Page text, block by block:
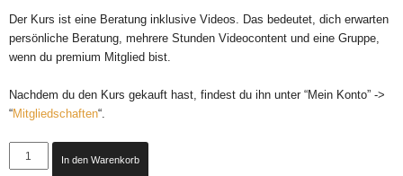
Der Kurs ist eine Beratung inklusive Videos. Das bedeutet, dich erwarten
persönliche Beratung, mehrere Stunden Videocontent und eine Gruppe,
wenn du premium Mitglied bist.
Nachdem du den Kurs gekauft hast, findest du ihn unter “Mein Konto” ->
“Mitgliedschaften“.
Soul
Locked
In den Warenkorb